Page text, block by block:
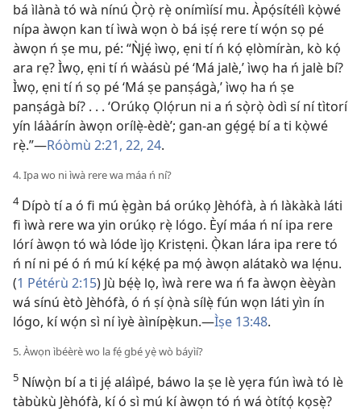
bá ìlànà tó wà nínú Ọ̀rọ̀ rẹ̀ onímìísí mu. Àpọ́sítélì kọ̀wé
nípa àwọn kan tí ìwà wọn ò bá iṣẹ́ rere tí wọ́n sọ pé
àwọn ń ṣe mu, pé: “Ǹjẹ́ ìwọ, ẹni tí ń kọ́ ẹlòmíràn, kò kọ́
ara rẹ? Ìwọ, ẹni tí ń wàásù pé ‘Má jalè,’ ìwọ ha ń jalè bí?
Ìwọ, ẹni tí ń sọ pé ‘Má ṣe panṣágà,’ ìwọ ha ń ṣe
panṣágà bí? . . . ‘Orúkọ Ọlọ́run ni a ń sọ̀rọ̀ òdì sí ní tìtorí
yín láàárín àwọn orílẹ̀-èdè’; gan-an gẹ́gẹ́ bí a ti kọ̀wé
rẹ̀.”—Róòmù 2:21, 22, 24.
4. Ipa wo ni ìwà rere wa máa ń ní?
4Dípò tí a ó fi mú ẹ̀gàn bá orúkọ Jèhófà, à ń làkàkà láti
fi ìwà rere wa yin orúkọ rẹ̀ lógo. Èyí máa ń ní ipa rere
lórí àwọn tó wà lóde ìjọ Kristẹni. Ọ̀kan lára ipa rere tó
ń ní ni pé ó ń mú kí kẹ́kẹ́ pa mọ́ àwọn alátakò wa lẹ́nu.
(1 Pétérù 2:15) Jù bẹ́ẹ̀ lọ, ìwà rere wa ń fa àwọn èèyàn
wá sínú ètò Jèhófà, ó ń ṣí ọ̀nà sílẹ̀ fún wọn láti yìn ín
lógo, kí wọ́n sì ní ìyè àìnípẹ̀kun.—Ìṣe 13:48.
5. Àwọn ìbéèrè wo la fẹ́ gbé yẹ̀ wò báyìí?
5 Níwọ̀n bí a ti jẹ́ aláìpé, báwo la ṣe lè yẹra fún ìwà tó lè
tàbùkù Jèhófà, kí ó sì mú kí àwọn tó ń wá òtítọ́ kọsẹ̀?